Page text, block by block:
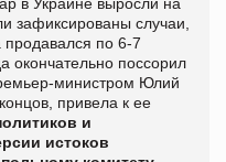
зафиксированы случаи,
продавался по 6-7
окончательно поссорил
министром Юлий
привела к ее
и
истоков